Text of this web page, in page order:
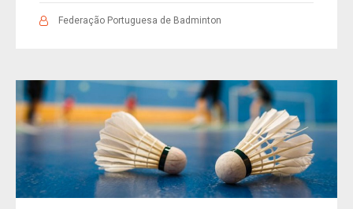
Federação Portuguesa de Badminton